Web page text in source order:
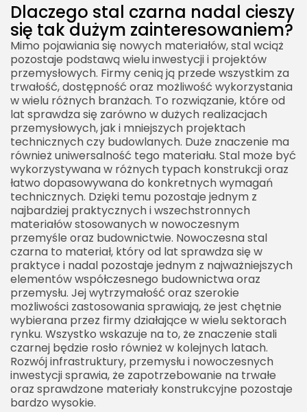
Dlaczego stal czarna nadal cieszy
się tak dużym zainteresowaniem?
Mimo pojawiania się nowych materiałów, stal wciąż
pozostaje podstawą wielu inwestycji i projektów
przemysłowych. Firmy cenią ją przede wszystkim za
trwałość, dostępność oraz możliwość wykorzystania
w wielu różnych branżach. To rozwiązanie, które od
lat sprawdza się zarówno w dużych realizacjach
przemysłowych, jak i mniejszych projektach
technicznych czy budowlanych. Duże znaczenie ma
również uniwersalność tego materiału. Stal może być
wykorzystywana w różnych typach konstrukcji oraz
łatwo dopasowywana do konkretnych wymagań
technicznych. Dzięki temu pozostaje jednym z
najbardziej praktycznych i wszechstronnych
materiałów stosowanych w nowoczesnym
przemyśle oraz budownictwie. Nowoczesna stal
czarna to materiał, który od lat sprawdza się w
praktyce i nadal pozostaje jednym z najważniejszych
elementów współczesnego budownictwa oraz
przemysłu. Jej wytrzymałość oraz szerokie
możliwości zastosowania sprawiają, że jest chętnie
wybierana przez firmy działające w wielu sektorach
rynku. Wszystko wskazuje na to, że znaczenie stali
czarnej będzie rosło również w kolejnych latach.
Rozwój infrastruktury, przemysłu i nowoczesnych
inwestycji sprawia, że zapotrzebowanie na trwałe
oraz sprawdzone materiały konstrukcyjne pozostaje
bardzo wysokie.